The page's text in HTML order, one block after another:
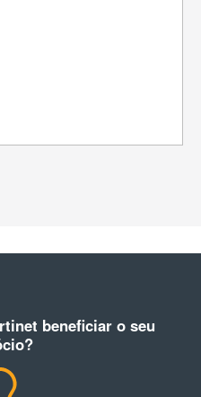
beneficiar o seu